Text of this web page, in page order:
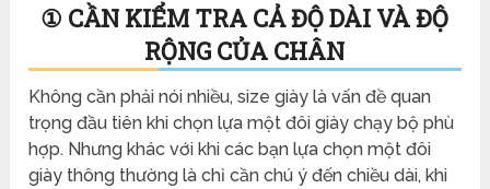
① CẦN KIỂM TRA CẢ ĐỘ DÀI VÀ ĐỘ
RỘNG CỦA CHÂN
Không cần phải nói nhiều, size giày là vấn đề quan
trọng đầu tiên khi chọn lựa một đôi giày chạy bộ phù
hợp. Nhưng khác với khi các bạn lựa chọn một đôi
giày thông thường là chỉ cần chú ý đến chiều dài, khi